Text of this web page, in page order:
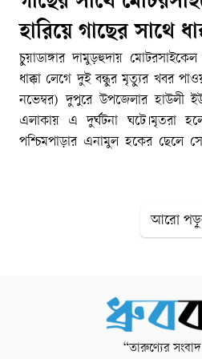
হারিয়ে গাছের সাথে
চুয়াডাঙ্গার দামুড়হুদায় মোটরসাইকেল
ধাক্কা লেগে দুই বন্ধুর মৃত্যুর খবর
নভেম্বর) দুপুরে উপজেলার হাউলী
এলাকায় এ দুর্ঘটনা ঘটে।মৃতরা
পশ্চিমপাড়ার এনামুল হকের ছেলে
দুপুরে সেলিম ও তানজিল একটি
গুরুতর আহত তানজিলকে স্থানীয়রা
হাসপাতালে ভর্তি করেন। সেখানে
দামুড়হুদা মডেল থানার ওসি হুমায়ুন
আরো
“তারুণ্যের